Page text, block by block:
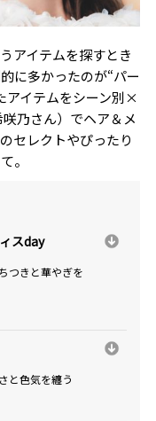
アイテムを探すとき
に多かったのが“パー
アイテムをシーン別×
乃さん）でヘア＆メ
セレクトやぴったり
。
スday
つきと華やぎを
と色気を纏う